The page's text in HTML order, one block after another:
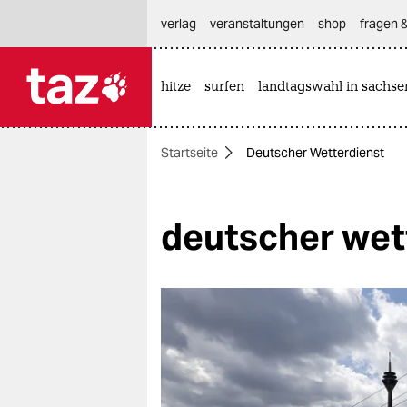
themen
öko
gesellschaft
kultur
sport
verlag
veranstaltungen shop fragen
hitze surfen landtagswahl in
Startseite Deutscher Wetterdienst
deutscher